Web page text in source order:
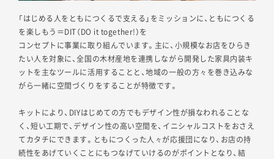
「はじめる人をともにつくるで支える」をミッションに、ともにつくる
を楽しもう＝DIT（DO it together!）を
コンセプトに事業に取り組んでいます。主に、小規模なお店をひらき
たい人を対象に、全国の木材産地を連携しながら開発した家具内装キ
ットを主なツールに活用することと、地域の一般の方々を巻き込みな
がら一緒に空間づくりをすることが特徴です。
キットにより、DIYはじめての方でもデザイン性が損なわれることな
く、短い工期で、デザイン性の高い空間を、イニシャルコストをおさえ
てカタチにできます。ともにつくった人々が応援団になり、お店の持
続性をあげていくことにもつなげていけるのがポイントとなり、結